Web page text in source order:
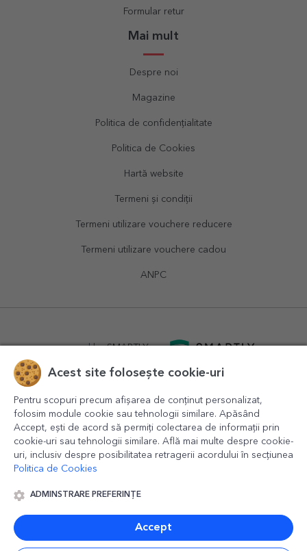
Formular retur
Mai mult
Despre noi
Magazine
Politica de confidențialitate
Politica de Cookies
Hartă website
Termeni și condiții
Termeni utilizare vouchere reducere
Termeni utilizare vouchere cadou
ANPC
powered bySMARTLY.ro
© 2016-2026 StarGift Romania,
contact@stargift.ro
Acest site folosește cookie-uri
Pentru scopuri precum afișarea de conținut personalizat,
folosim module cookie sau tehnologii similare. Apăsând
Accept, ești de acord să permiți colectarea de informații prin
cookie-uri sau tehnologii similare. Află mai multe despre cookie-
uri, inclusiv despre posibilitatea retragerii acordului în secțiunea
Politica de Cookies
ADMINSTRARE PREFERINȚE
Accept